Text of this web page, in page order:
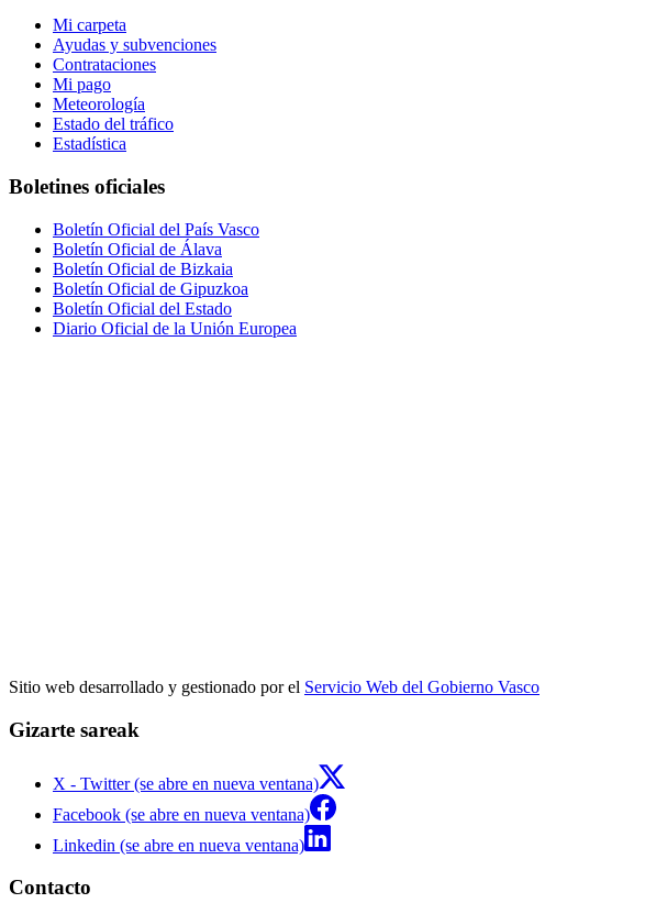
Mi carpeta
Ayudas y subvenciones
Contrataciones
Mi pago
Meteorología
Estado del tráfico
Estadística
Boletines oficiales
Boletín Oficial del País Vasco
Boletín Oficial de Álava
Boletín Oficial de Bizkaia
Boletín Oficial de Gipuzkoa
Boletín Oficial del Estado
Diario Oficial de la Unión Europea
Sitio web desarrollado y gestionado por el Servicio Web del Gobierno Vasco
Gizarte sareak
X - Twitter (se abre en nueva ventana)
Facebook (se abre en nueva ventana)
Linkedin (se abre en nueva ventana)
Contacto